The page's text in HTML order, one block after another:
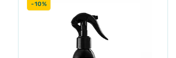
-10%